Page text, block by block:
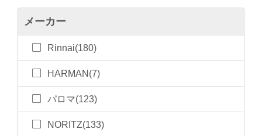
メーカー
Rinnai(180)
HARMAN(7)
パロマ(123)
NORITZ(133)